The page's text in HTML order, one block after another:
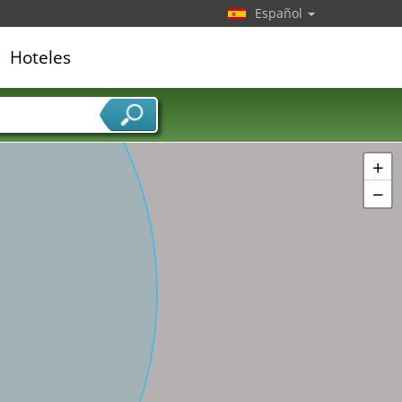
+
−
Español
Hoteles
de servicios